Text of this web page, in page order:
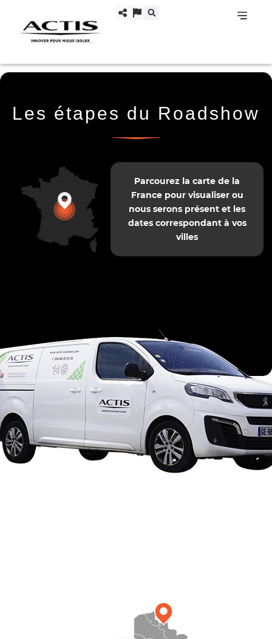
Les étapes du Roadshow
Parcourez la carte de la
France pour visualiser ou
nous serons présent et les
dates correspondant à vos
villes